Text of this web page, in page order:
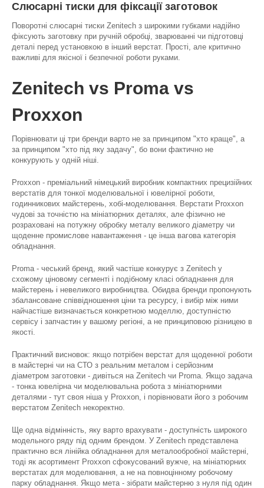
Слюсарні тиски для фіксації заготовок
Поворотні слюсарні тиски Zenitech з широкими губками надійно
фіксують заготовку при ручній обробці, зварюванні чи підготовці
деталі перед установкою в інший верстат. Прості, але критично
важливі для якісної і безпечної роботи руками.
Zenitech vs Proma vs
Proxxon
Порівнювати ці три бренди варто не за принципом "хто краще", а
за принципом "хто під яку задачу", бо вони фактично не
конкурують у одній ніші.
Proxxon - преміальний німецький виробник компактних прецизійних
верстатів для тонкої моделювальної і ювелірної роботи,
годинникових майстерень, хобі-моделювання. Верстати Proxxon
чудові за точністю на мініатюрних деталях, але фізично не
розраховані на потужну обробку металу великого діаметру чи
щоденне промислове навантаження - це інша вагова категорія
обладнання.
Proma - чеський бренд, який частіше конкурує з Zenitech у
схожому ціновому сегменті і подібному класі обладнання для
майстерень і невеликого виробництва. Обидва бренди пропонують
збалансоване співвідношення ціни та ресурсу, і вибір між ними
найчастіше визначається конкретною моделлю, доступністю
сервісу і запчастин у вашому регіоні, а не принциповою різницею в
якості.
Практичний висновок: якщо потрібен верстат для щоденної роботи
в майстерні чи на СТО з реальним металом і серйозним
діаметром заготовки - дивіться на Zenitech чи Proma. Якщо задача
- тонка ювелірна чи моделювальна робота з мініатюрними
деталями - тут своя ніша у Proxxon, і порівнювати його з робочим
верстатом Zenitech некоректно.
Ще одна відмінність, яку варто врахувати - доступність широкого
модельного ряду під одним брендом. У Zenitech представлена
практично вся лінійка обладнання для металообробної майстерні,
тоді як асортимент Proxxon сфокусований вужче, на мініатюрних
верстатах для моделювання, а не на повноцінному робочому
парку обладнання. Якщо мета - зібрати майстерню з нуля під один